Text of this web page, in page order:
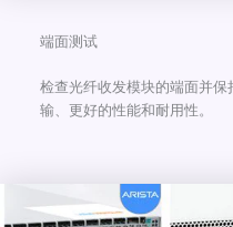
端面测试
检查光纤收发模块的端面并
输、更好的性能和耐用性。